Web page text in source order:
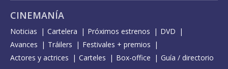
CINEMANÍA
Noticias Cartelera Próximos estrenos
DVD
Avances
Tráilers
Festivales + premios
Actores y actrices
Carteles Box-office Guía / directorio